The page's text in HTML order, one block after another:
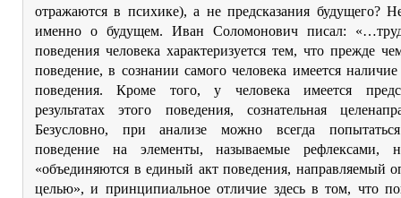
отражаются в психике), а не предсказания будущего?
именно о будущем. Иван Соломонович писал:
поведения человека характеризуется тем, что прежде
поведение, в сознании самого человека имеется
поведения. Кроме того, у человека имеется
результатах этого поведения, сознательная
Безусловно, при анализе можно всегда
поведение на элементы, называемые рефлексами,
«объединяются в единый акт поведения, направляемый
целью», и принципиальное отличие здесь в том, что